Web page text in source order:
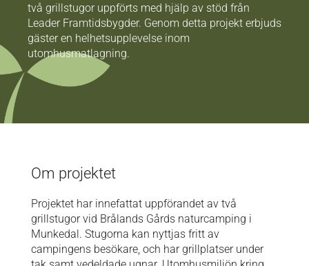
två grillstugor uppförts med hjälp av stöd från
Leader Framtidsbygder. Genom detta projekt erbjuds
gäster en helhetsupplevelse inom
utomhusmatlagning.
Om projektet
Projektet har innefattat uppförandet av två
grillstugor vid Brålands Gårds naturcamping i
Munkedal. Stugorna kan nyttjas fritt av
campingens besökare, och har grillplatser under